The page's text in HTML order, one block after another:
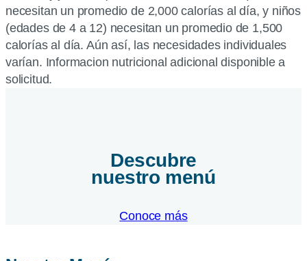
necesitan un promedio de 2,000 calorías al día, y niños
(edades de 4 a 12) necesitan un promedio de 1,500
calorías al día. Aún así, las necesidades individuales
varían. Informacion nutricional adicional disponible a
solicitud.
Descubre
nuestro menú
Conoce más